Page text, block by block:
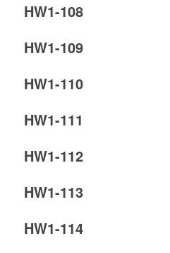
HW1-108
HW1-109
HW1-110
HW1-111
HW1-112
HW1-113
HW1-114